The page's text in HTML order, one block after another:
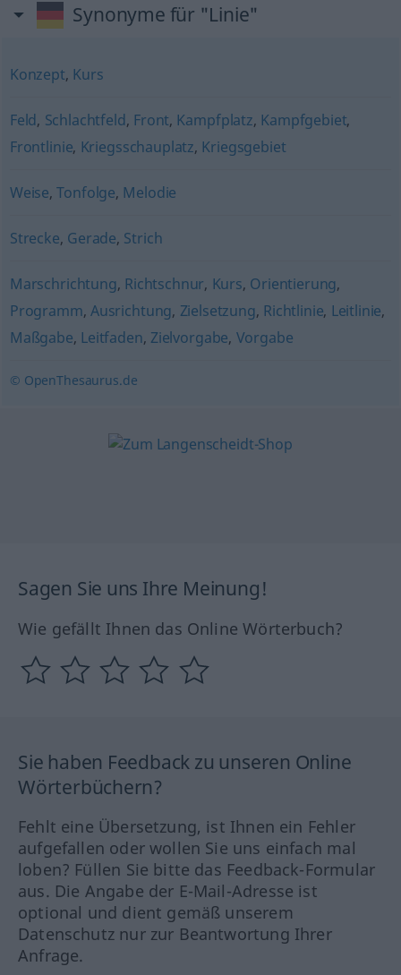
Synonyme für "Linie"
Konzept, Kurs
Feld, Schlachtfeld, Front, Kampfplatz, Kampfgebiet,
Frontlinie, Kriegsschauplatz, Kriegsgebiet
Weise,Tonfolge, Melodie
Strecke, Gerade, Strich
Marschrichtung, Richtschnur, Kurs, Orientierung,
Programm, Ausrichtung, Zielsetzung, Richtlinie, Leitlinie,
Maßgabe, Leitfaden, Zielvorgabe, Vorgabe
© OpenThesaurus.de
Sagen Sie uns Ihre Meinung!
Wie gefällt Ihnen das Online Wörterbuch?
Sie haben Feedback zu unseren Online
Wörterbüchern?
Fehlt eine Übersetzung, ist Ihnen ein Fehler
aufgefallen oder wollen Sie uns einfach mal
loben? Füllen Sie bitte das Feedback-Formular
aus. Die Angabe der E-Mail-Adresse ist
optional und dient gemäß unserem
Datenschutz nur zur Beantwortung Ihrer
Anfrage.